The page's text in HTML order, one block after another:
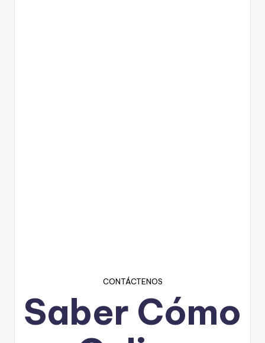
CONTÁCTENOS
Saber Cómo